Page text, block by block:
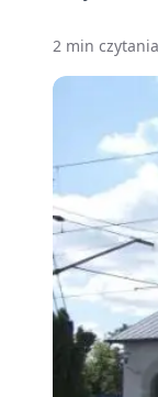
2 min czytania